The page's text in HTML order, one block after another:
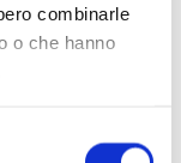
combinarle
o che hanno